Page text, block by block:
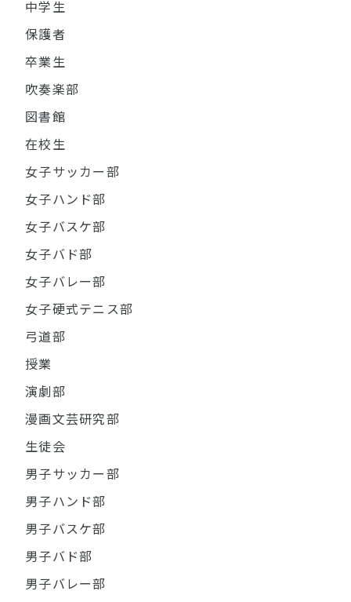
中学生
保護者
卒業生
吹奏楽部
図書館
在校生
女子サッカー部
女子ハンド部
女子バスケ部
女子バド部
女子バレー部
女子硬式テニス部
弓道部
授業
演劇部
漫画文芸研究部
生徒会
男子サッカー部
男子ハンド部
男子バスケ部
男子バド部
男子バレー部